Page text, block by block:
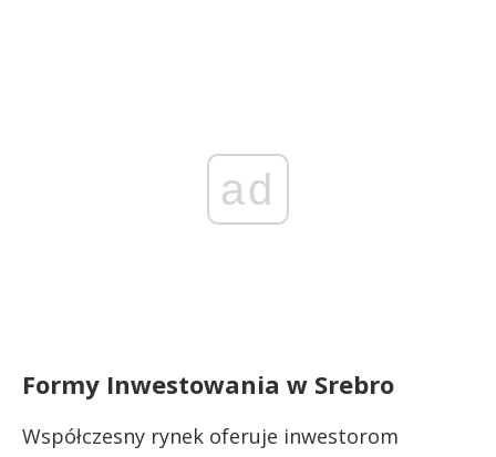
ad
Formy Inwestowania w Srebro
Współczesny rynek oferuje inwestorom